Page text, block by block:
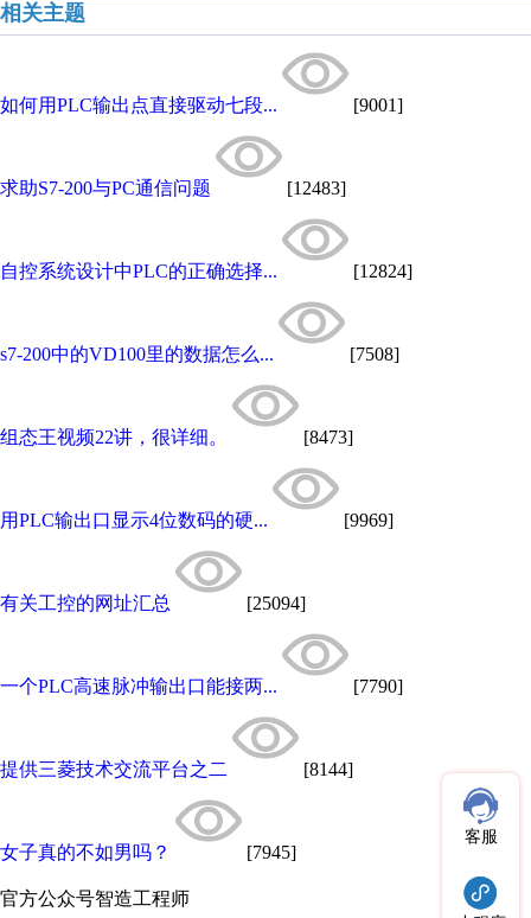
相关主题
如何用PLC输出点直接驱动七段... [9001]
求助S7-200与PC通信问题 [12483]
自控系统设计中PLC的正确选择... [12824]
s7-200中的VD100里的数据怎么... [7508]
组态王视频22讲，很详细。 [8473]
用PLC输出口显示4位数码的硬... [9969]
有关工控的网址汇总 [25094]
一个PLC高速脉冲输出口能接两... [7790]
提供三菱技术交流平台之二 [8144]
女子真的不如男吗？ [7945]
官方公众号智造工程师
客服